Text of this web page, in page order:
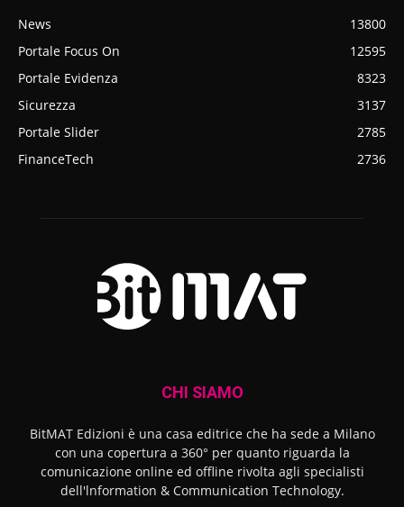
News
13800
Portale Focus On
12595
Portale Evidenza
8323
Sicurezza
3137
Portale Slider
2785
FinanceTech
2736
CHI SIAMO
BitMAT Edizioni è una casa editrice che ha sede a Milano
con una copertura a 360° per quanto riguarda la
comunicazione online ed offline rivolta agli specialisti
dell'lnformation & Communication Technology.